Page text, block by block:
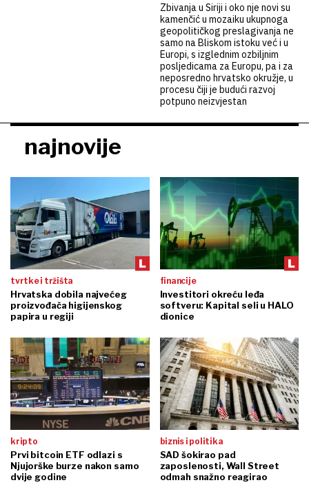
Zbivanja u Siriji i oko nje novi su
kamenčić u mozaiku ukupnoga
geopolitičkog preslagivanja ne
samo na Bliskom istoku već i u
Europi, s izglednim ozbiljnim
posljedicama za Europu, pa i za
neposredno hrvatsko okružje, u
procesu čiji je budući razvoj
potpuno neizvjestan
najnovije
tvrtke i tržišta
Hrvatska dobila najvećeg
proizvođača higijenskog
papira u regiji
financije
Investitori okreću leđa
softveru: Kapital seli u HALO
dionice
kripto
Prvi bitcoin ETF odlazi s
Njujorške burze nakon samo
dvije godine
biznis i politika
SAD šokirao pad
zaposlenosti, Wall Street
odmah snažno reagirao